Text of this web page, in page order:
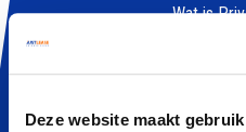
Deze website maakt
Wat is
Elektrisch
Hybride